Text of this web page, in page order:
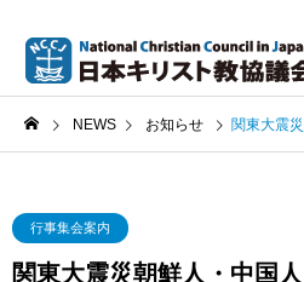
NEWS お知らせ 関東大震災朝鮮人
行事集会案内
関東大震災朝鮮人・中国